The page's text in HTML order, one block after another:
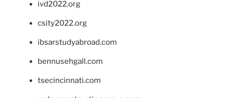
ivd2022.org
csity2022.org
ibsarstudyabroad.com
bennusehgall.com
tsecincinnati.com